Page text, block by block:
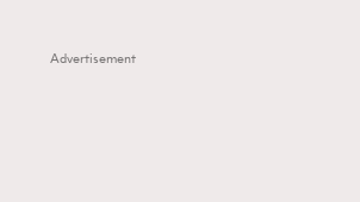
Advertisement